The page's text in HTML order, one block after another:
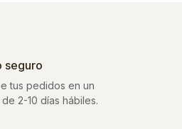
seguro
tus pedidos en un
2-10 días hábiles.